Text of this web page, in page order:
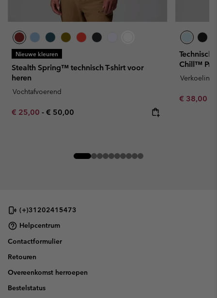
Nieuwe kleuren
Stealth Spring™ technisch T-shirt voor
heren
Vochtafvoerend
Minimum sale price:
€ 25,00 - Maximum price:
€ 50,00
Technisch
Chill™ Pro
Verkoeling
Minimum
€ 38,00
(+)31202415473
Helpcentrum
Contactformulier
Retouren
Overeenkomst herroepen
Bestelstatus